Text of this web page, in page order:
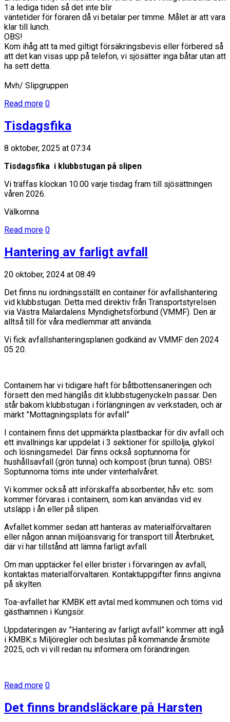
1:a lediga tiden så det inte blir
väntetider för föraren då vi betalar per timme. Målet är att vara
klar till lunch.
OBS!
Kom ihåg att ta med giltigt försäkringsbevis eller förbered så
att det kan visas upp på telefon, vi sjösätter inga båtar utan att
ha sett detta.
Mvh/ Slipgruppen
Read more 0
Tisdagsfika
8 oktober, 2025 at 07:34
Tisdagsfika i klubbstugan på slipen
Vi träffas klockan 10.00 varje tisdag fram till sjösättningen
våren 2026.
Välkomna
Read more 0
Hantering av farligt avfall
20 oktober, 2024 at 08:49
Det finns nu iordningsställt en container för avfallshantering
vid klubbstugan. Detta med direktiv från Transportstyrelsen
via Västra Mälardalens Myndighetsförbund (VMMF). Den är
alltså till för våra medlemmar att använda.
Vi fick avfallshanteringsplanen godkänd av VMMF den 2024
05 20.
Containern har vi tidigare haft för båtbottensaneringen och
försett den med hänglås dit klubbstugenyckeln passar. Den
står bakom klubbstugan i förlängningen av verkstaden, och är
märkt ”Mottagningsplats för avfall”
I containern finns det uppmärkta plastbackar för div avfall och
ett invallnings kar uppdelat i 3 sektioner för spillolja, glykol
och lösningsmedel. Där finns också soptunnorna för
hushållsavfall (grön tunna) och kompost (brun tunna). OBS!
Soptunnorna töms inte under vinterhalvåret.
Vi kommer också att införskaffa absorbenter, håv etc. som
kommer förvaras i containern, som kan användas vid ev.
utsläpp i ån eller på slipen.
Avfallet kommer sedan att hanteras av materialförvaltaren
eller någon annan miljöansvarig för transport till Återbruket,
där vi har tillstånd att lämna farligt avfall.
Om man upptäcker fel eller brister i förvaringen av avfall,
kontaktas materialförvaltaren. Kontaktuppgifter finns angivna
på skylten.
Toa-avfallet har KMBK ett avtal med kommunen och töms vid
gästhamnen i Kungsör.
Uppdateringen av ”Hantering av farligt avfall” kommer att ingå
i KMBK:s Miljöregler och beslutas på kommande årsmöte
2025, och vi vill redan nu informera om förändringen.
Read more 0
Det finns brandsläckare på Harsten